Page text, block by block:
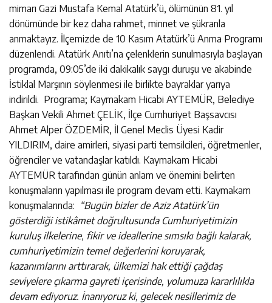
mimarı Gazi Mustafa Kemal Atatürk’ü, ölümünün 81. yıl
dönümünde bir kez daha rahmet, minnet ve şükranla
anmaktayız. İlçemizde de 10 Kasım Atatürk’ü Anma Programı
düzenlendi. Atatürk Anıtı’na çelenklerin sunulmasıyla başlayan
programda, 09:05’de iki dakikalık saygı duruşu ve akabinde
İstiklal Marşının söylenmesi ile birlikte bayraklar yarıya
indirildi. Programa; Kaymakam Hicabi AYTEMÜR, Belediye
Başkan Vekili Ahmet ÇELİK, İlçe Cumhuriyet Başsavcısı
Ahmet Alper ÖZDEMİR, İl Genel Meclis Üyesi Kadir
YILDIRIM, daire amirleri, siyasi parti temsilcileri, öğretmenler,
öğrenciler ve vatandaşlar katıldı. Kaymakam Hicabi
AYTEMÜR tarafından günün anlam ve önemini belirten
konuşmaların yapılması ile program devam etti. Kaymakam
konuşmalarında: “Bugün bizler de Aziz Atatürk’ün
gösterdiği istikâmet doğrultusunda Cumhuriyetimizin
kuruluş ilkelerine, fikir ve ideallerine sımsıkı bağlı kalarak,
cumhuriyetimizin temel değerlerini koruyarak,
kazanımlarını arttırarak, ülkemizi hak ettiği çağdaş
seviyelere çıkarma gayreti içerisinde, yolumuza kararlılıkla
devam ediyoruz. İnanıyoruz ki, gelecek nesillerimiz de